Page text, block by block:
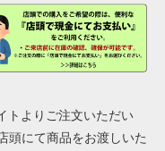
トよりご注文いただい
頭にて商品をお渡しいた